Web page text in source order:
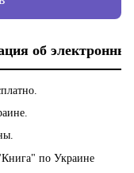
об
по Украине